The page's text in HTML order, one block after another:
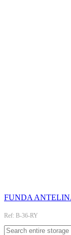
FUNDA
Ref: B-36-RY